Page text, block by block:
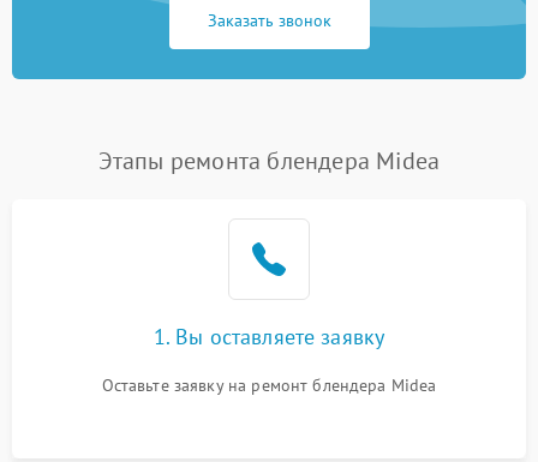
Заказать звонок
Этапы ремонта блендера Midea
1. Вы оставляете заявку
Оставьте заявку на ремонт блендера Midea